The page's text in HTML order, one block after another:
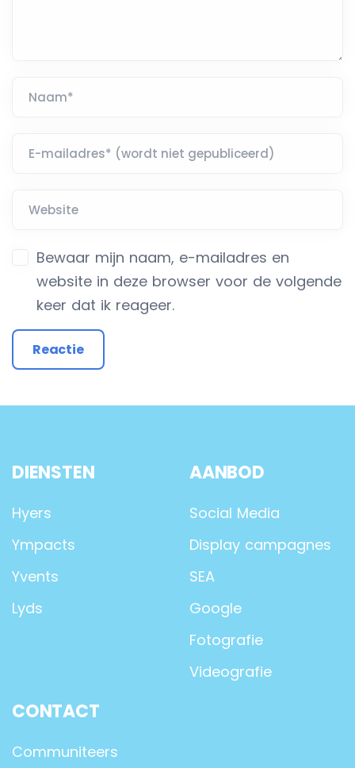
Bewaar mijn naam, e-mailadres en
website in deze browser voor de volgende
keer dat ik reageer.
DIENSTEN
Hyers
Ympacts
Yvents
Lyds
AANBOD
Social Media
Display campagnes
SEA
Google
Fotografie
Videografie
CONTACT
Communiteers